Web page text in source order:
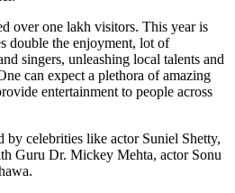
over one lakh visitors. This year is
double the enjoyment, lot of
singers, unleashing local talents and
can expect a plethora of amazing
entertainment to people across
by celebrities like actor Suniel Shetty,
Guru Dr. Mickey Mehta, actor Sonu